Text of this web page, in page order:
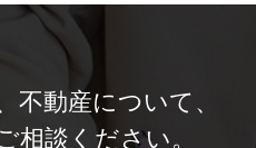
不動産について、
相談ください。